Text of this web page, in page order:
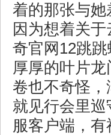
着的那张与
因为想着关
奇官网12跳
厚厚的叶片
卷也不奇怪
就见行会里
服客户端，